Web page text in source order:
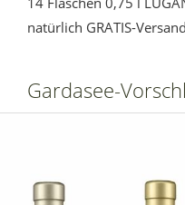
natürlich GRATIS-
Gardasee-